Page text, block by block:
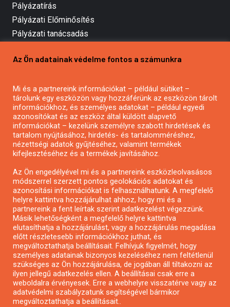
Pályázatírás
Pályázati Előminősítés
Pályázati tanácsadás
Mezőgazdasági pályázatírás
Pályázatírás civil szervezeteknek
Pályázatírás önkormányzatoknak
Pályázatfigyelés
Specifikus pályázatfigyelés vagy hírlevél
Pályázatok magánszemélyeknek
Pályázatok civil szervezeteknek
Pályázatok vállalkozásoknak
Önkormányzati pályázatok
Mezőgazdasági pályázatok
Falusi turizmus pályázatok
Napelem pályázatok
GINOP pályázatok
Az Ön adatainak védelme fontos a számunkra
Mi és a partnereink információkat – például sütiket –
tárolunk egy eszközön vagy hozzáférünk az eszközön tárolt
információkhoz, és személyes adatokat – például egyedi
azonosítókat és az eszköz által küldött alapvető
információkat – kezelünk személyre szabott hirdetések és
tartalom nyújtásához, hirdetés- és tartalomméréshez,
nézettségi adatok gyűjtéséhez, valamint termékek
kifejlesztéséhez és a termékek javításához.
Az Ön engedélyével mi és a partnereink eszközleolvasásos
módszerrel szerzett pontos geolokációs adatokat és
azonosítási információkat is felhasználhatunk. A megfelelő
helyre kattintva hozzájárulhat ahhoz, hogy mi és a
partnereink a fent leírtak szerint adatkezelést végezzünk.
Másik lehetőségként a megfelelő helyre kattintva
elutasíthatja a hozzájárulást, vagy a hozzájárulás megadása
előtt részletesebb információkhoz juthat, és
megváltoztathatja beállításait. Felhívjuk figyelmét, hogy
személyes adatainak bizonyos kezeléséhez nem feltétlenül
szükséges az Ön hozzájárulása, de jogában áll tiltakozni az
ilyen jellegű adatkezelés ellen. A beállításai csak erre a
weboldalra érvényesek. Erre a webhelyre visszatérve vagy az
adatvédelmi szabályzatunk segítségével bármikor
megváltoztathatja a beállításait..